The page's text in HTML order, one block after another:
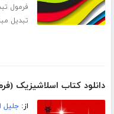
فرمول
تبدیل
دانلود کتاب اسلاشیزیک
از:جلیل